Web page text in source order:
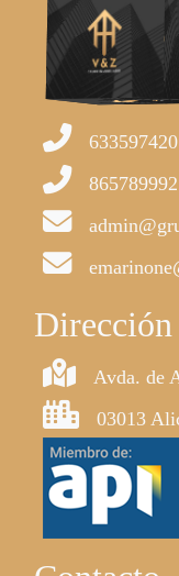
633597420
865789992
Dirección
Avda. de
03013